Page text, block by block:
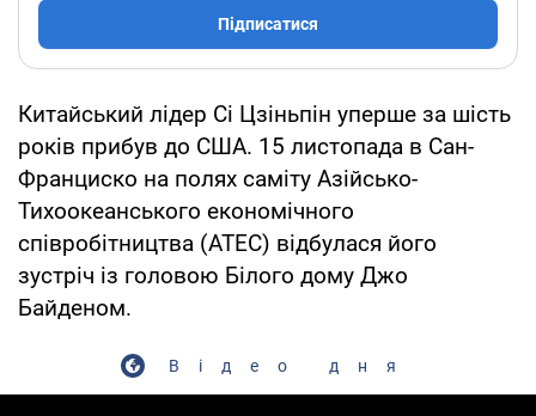
Підписатися
Китайський лідер Сі Цзіньпін уперше за шість
років прибув до США. 15 листопада в Сан-
Франциско на полях саміту Азійсько-
Тихоокеанського економічного
співробітництва (АТЕС) відбулася його
зустріч із головою Білого дому Джо
Байденом.
Відео дня